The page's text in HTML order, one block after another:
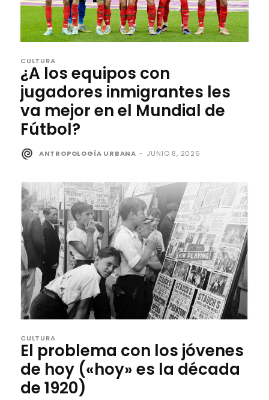
CULTURA
¿A los equipos con
jugadores inmigrantes les
va mejor en el Mundial de
Fútbol?
ANTROPOLOGÍA URBANA - JUNIO 8, 2026
CULTURA
El problema con los jóvenes
de hoy («hoy» es la década
de 1920)